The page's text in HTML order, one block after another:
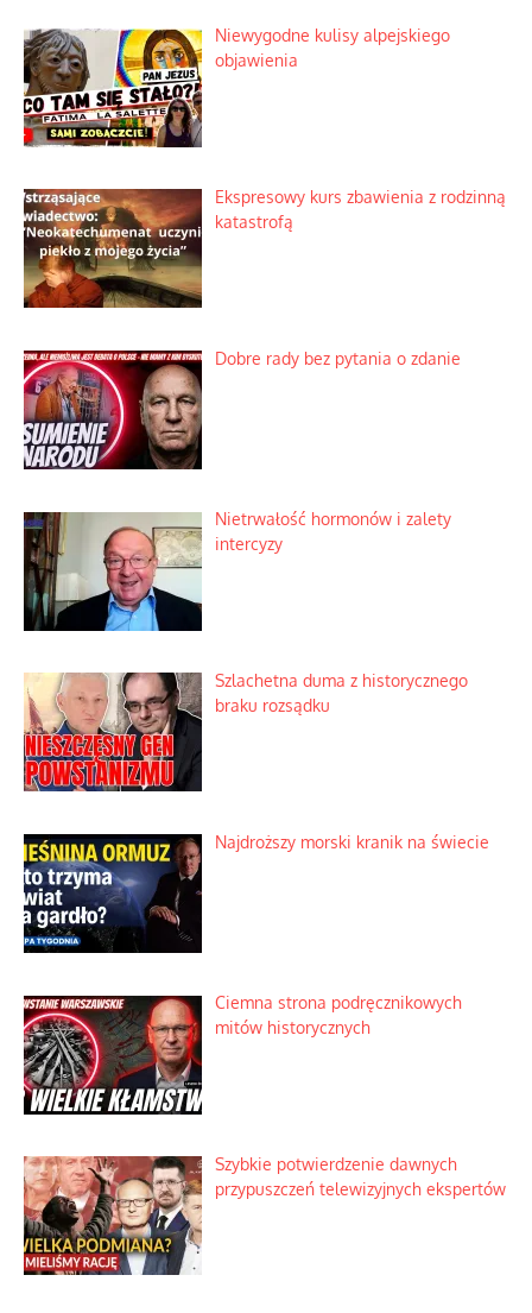
Niewygodne kulisy alpejskiego
objawienia
Ekspresowy kurs zbawienia z rodzinną
katastrofą
Dobre rady bez pytania o zdanie
Nietrwałość hormonów i zalety
intercyzy
Szlachetna duma z historycznego
braku rozsądku
Najdroższy morski kranik na świecie
Ciemna strona podręcznikowych
mitów historycznych
Szybkie potwierdzenie dawnych
przypuszczeń telewizyjnych ekspertów